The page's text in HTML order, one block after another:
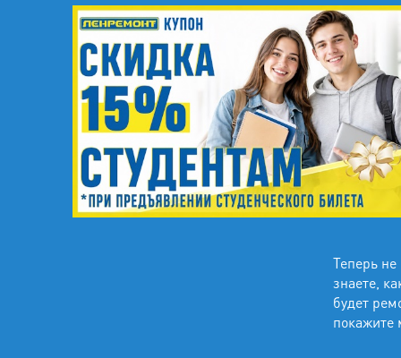
Теперь
знаете,
будет
покажите